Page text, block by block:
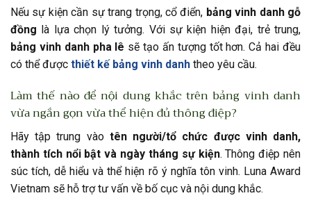
Nếu sự kiện cần sự trang trọng, cổ điển, bảng vinh danh gỗ
đồng là lựa chọn lý tưởng. Với sự kiện hiện đại, trẻ trung,
bảng vinh danh pha lê sẽ tạo ấn tượng tốt hơn. Cả hai đều
có thể được thiết kế bảng vinh danh theo yêu cầu.
Làm thế nào để nội dung khắc trên bảng vinh danh
vừa ngắn gọn vừa thể hiện đủ thông điệp?
Hãy tập trung vào tên người/tổ chức được vinh danh,
thành tích nổi bật và ngày tháng sự kiện. Thông điệp nên
súc tích, dễ hiểu và thể hiện rõ ý nghĩa tôn vinh. Luna Award
Vietnam sẽ hỗ trợ tư vấn về bố cục và nội dung khắc.